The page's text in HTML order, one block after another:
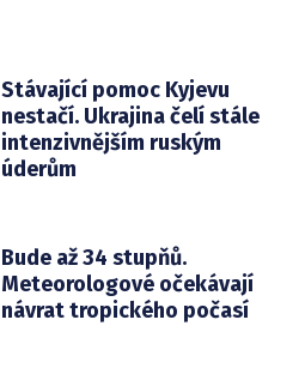
Stávající pomoc Kyjevu
nestačí. Ukrajina čelí stále
intenzivnějším ruským
úderům
Bude až 34 stupňů.
Meteorologové očekávají
návrat tropického počasí